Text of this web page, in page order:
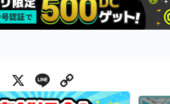
X Line